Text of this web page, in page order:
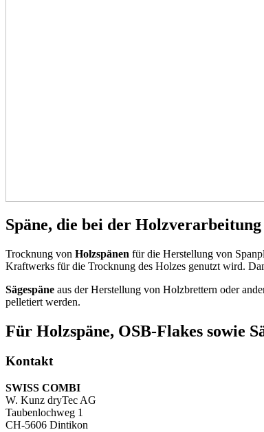
Späne, die bei der
Trocknung von Holzspänen für die Herstellung von
Kraftwerks für die Trocknung des Holzes genutzt wird.
Sägespäne aus der Herstellung von Holzbrettern oder
pelletiert werden.
Für Holzspäne, OSB-Flakes sowie
Kontakt
SWISS COMBI
W. Kunz dryTec AG
Taubenlochweg 1
CH-5606 Dintikon